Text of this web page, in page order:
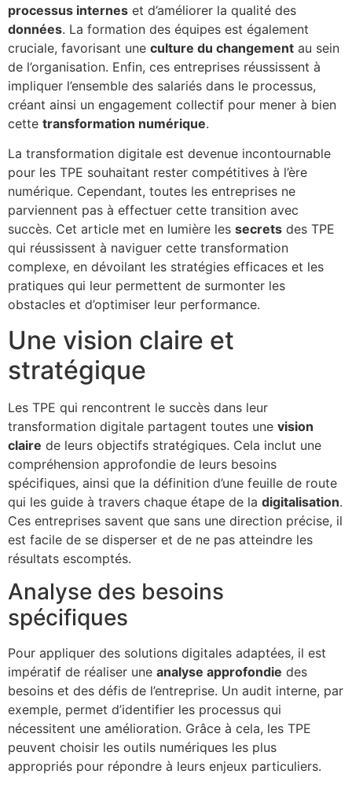
processus internes et d’améliorer la qualité des
données. La formation des équipes est également
cruciale, favorisant une culture du changement au sein
de l’organisation. Enfin, ces entreprises réussissent à
impliquer l’ensemble des salariés dans le processus,
créant ainsi un engagement collectif pour mener à bien
cette transformation numérique.
La transformation digitale est devenue incontournable
pour les TPE souhaitant rester compétitives à l’ère
numérique. Cependant, toutes les entreprises ne
parviennent pas à effectuer cette transition avec
succès. Cet article met en lumière les secrets des TPE
qui réussissent à naviguer cette transformation
complexe, en dévoilant les stratégies efficaces et les
pratiques qui leur permettent de surmonter les
obstacles et d’optimiser leur performance.
Une vision claire et
stratégique
Les TPE qui rencontrent le succès dans leur
transformation digitale partagent toutes une vision
claire de leurs objectifs stratégiques. Cela inclut une
compréhension approfondie de leurs besoins
spécifiques, ainsi que la définition d’une feuille de route
qui les guide à travers chaque étape de la digitalisation.
Ces entreprises savent que sans une direction précise, il
est facile de se disperser et de ne pas atteindre les
résultats escomptés.
Analyse des besoins
spécifiques
Pour appliquer des solutions digitales adaptées, il est
impératif de réaliser une analyse approfondie des
besoins et des défis de l’entreprise. Un audit interne, par
exemple, permet d’identifier les processus qui
nécessitent une amélioration. Grâce à cela, les TPE
peuvent choisir les outils numériques les plus
appropriés pour répondre à leurs enjeux particuliers.